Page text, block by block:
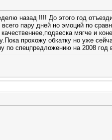
назад !!!! До этого год
пару дней но эмоций по
мягче и
прохожу обкатку но уже
по спецпредложению на 2008